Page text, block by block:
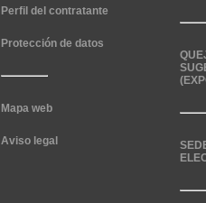
Perfil del contratante
Protección de datos
Mapa web
Aviso legal